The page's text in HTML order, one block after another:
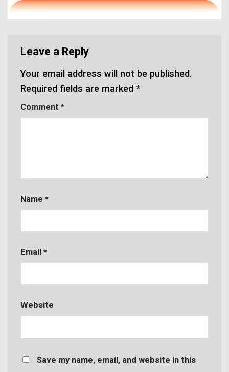
Leave a Reply
Your email address will not be published.
Required fields are marked *
Comment *
Name *
Email *
Website
Save my name, email, and website in this